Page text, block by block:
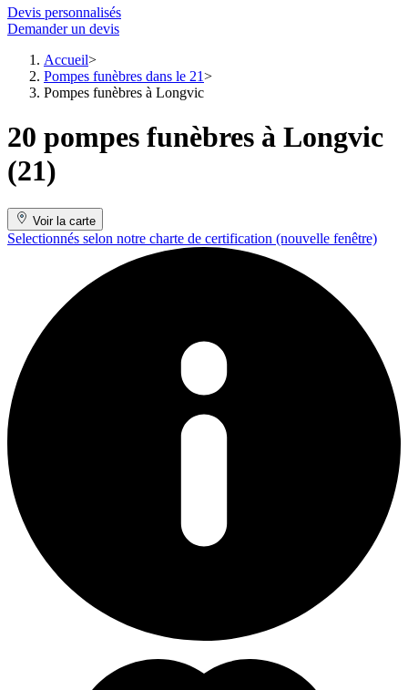
Devis personnalisés
Demander un devis
Accueil
Pompes funèbres dans le 21
Pompes funèbres à Longvic
20 pompes funèbres à Longvic
(21)
Voir la carte
Selectionnés selon notre charte de certification (nouvelle fenêtre)